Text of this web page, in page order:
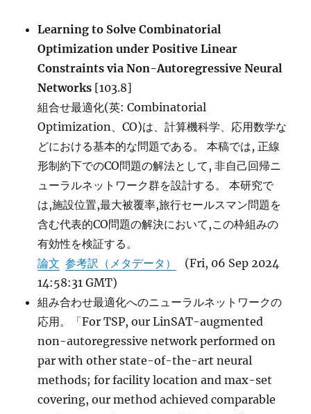
Learning to Solve Combinatorial
Optimization under Positive Linear
Constraints via Non-Autoregressive Neural
Networks [103.8]
組合せ最適化(英: Combinatorial
Optimization、CO)は、計算機科学、応用数学な
どにおける基本的な問題である。 本稿では, 正線
形制約下でのCO問題の解法として, 非自己回帰ニ
ューラルネットワーク群を設計する。 本研究で
は,施設位置,最大被覆率,旅行セールスマン問題を
含む代表的CO問題の解決において,この枠組みの
有効性を検証する。
論文 参考訳（メタデータ）
(Fri, 06 Sep 2024
14:58:31 GMT)
組み合わせ最適化へのニューラルネットワークの
応用。「For TSP, our LinSAT-augmented
non-autoregressive network performed on
par with other state-of-the-art neural
methods; for facility location and max-set
covering, our method achieved comparable